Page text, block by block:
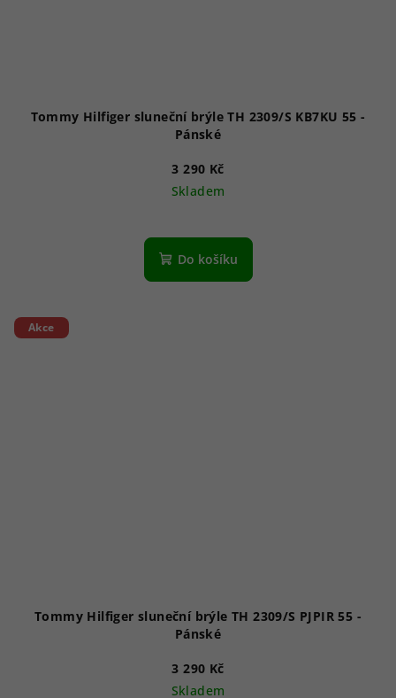
Tommy Hilfiger sluneční brýle TH 2309/S KB7KU 55 -
Pánské
3 290 Kč
Skladem
Do košíku
Akce
Tommy Hilfiger sluneční brýle TH 2309/S PJPIR 55 -
Pánské
3 290 Kč
Skladem